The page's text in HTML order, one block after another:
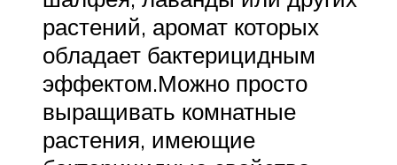
растений, аромат которых
обладает бактерицидным
эффектом.Можно просто
выращивать комнатные
растения, имеющие